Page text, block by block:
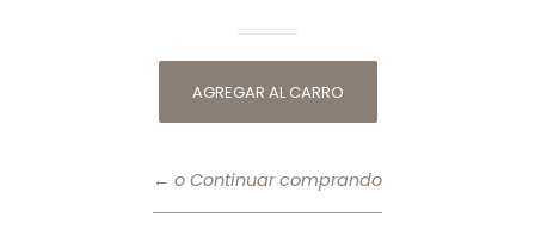
← o Continuar comprando